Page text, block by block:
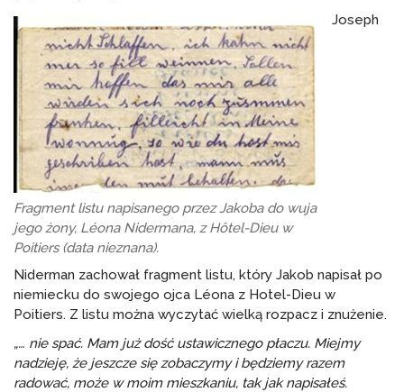
Fragment listu napisanego przez Jakoba do wuja
jego żony, Léona Nidermana, z Hôtel-Dieu w
Poitiers (data nieznana).
Joseph
Niderman zachował fragment listu, który Jakob napisał po
niemiecku do swojego ojca Léona z Hotel-Dieu w
Poitiers. Z listu można wyczytać wielką rozpacz i znużenie.
„… nie spać. Mam już dość ustawicznego płaczu. Miejmy
nadzieję, że jeszcze się zobaczymy i będziemy razem
radować, może w moim mieszkaniu, tak jak napisałeś.